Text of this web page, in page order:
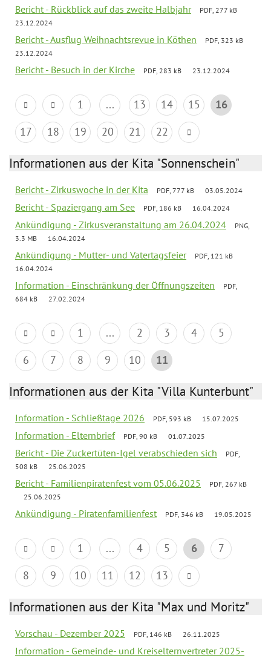
Bericht - Rückblick auf das zweite Halbjahr
PDF, 277 kB
23.12.2024
Bericht - Ausflug Weihnachtsrevue in Köthen
PDF, 323 kB
23.12.2024
Bericht - Besuch in der Kirche PDF, 283 kB 23.12.2024
1 ... 13 14 15
16
17
18 19 20 21 22
Informationen aus der Kita "Sonnenschein"
Bericht - Zirkuswoche in der Kita PDF, 777 kB 03.05.2024
Bericht - Spaziergang am See PDF, 186 kB 16.04.2024
Ankündigung - Zirkusveranstaltung am 26.04.2024
PNG,
3.3 MB
16.04.2024
Ankündigung - Mutter- und Vatertagsfeier
PDF, 121 kB
16.04.2024
Information - Einschränkung der Öffnungszeiten
PDF,
684 kB
27.02.2024
1 ... 2 3 4
5
6
7 8 9 10 11
Informationen aus der Kita "Villa Kunterbunt"
Information - Schließtage 2026 PDF, 593 kB 15.07.2025
Information - Elternbrief PDF, 90 kB 01.07.2025
Bericht - Die Zuckertüten-Igel verabschieden sich
PDF,
508 kB
25.06.2025
Bericht - Familienpiratenfest vom 05.06.2025
PDF, 267 kB
25.06.2025
Ankündigung - Piratenfamilienfest PDF, 346 kB 19.05.2025
1 ... 4 5 6
7
8
9 10 11 12 13
Informationen aus der Kita "Max und Moritz"
Vorschau - Dezember 2025 PDF, 146 kB 26.11.2025
Information - Gemeinde- und Kreiselternvertreter 2025-